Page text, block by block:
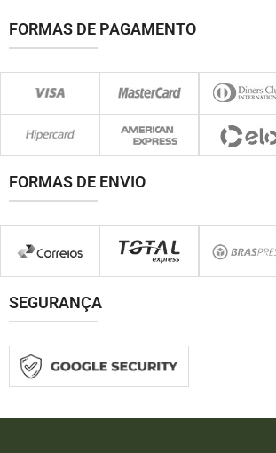
FORMAS DE PAGAMENTO
FORMAS DE ENVIO
SEGURANÇA